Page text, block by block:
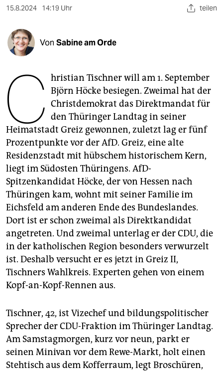
unterstützen
abo
genossenschaft
epaper login
15.8.2024 14:19 Uhr teilen
Von Sabine am Orde
C hristian Tischner will am 1. September
Björn Höcke besiegen. Zweimal hat der
Christdemokrat das Direktmandat für
den Thüringer Landtag in seiner
Heimatstadt Greiz gewonnen, zuletzt lag er fünf
Prozentpunkte vor der AfD. Greiz, eine alte
Residenzstadt mit hübschem historischem Kern,
liegt im Südosten Thüringens. AfD-
Spitzenkandidat Höcke, der von Hessen nach
Thüringen kam, wohnt mit seiner Familie im
Eichsfeld am anderen Ende des Bundeslandes.
Dort ist er schon zweimal als Direktkandidat
angetreten. Und zweimal unterlag er der CDU, die
in der katholischen Region besonders verwurzelt
ist. Deshalb versucht er es jetzt in Greiz II,
Tischners Wahlkreis. Experten gehen von einem
Kopf-an-Kopf-Rennen aus.
Tischner, 42, ist Vizechef und bildungspolitischer
Sprecher der CDU-Fraktion im Thüringer Landtag.
Am Samstagmorgen, kurz vor neun, parkt er
seinen Minivan vor dem Rewe-Markt, holt einen
Stehtisch aus dem Kofferraum, legt Broschüren,